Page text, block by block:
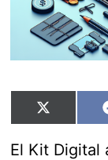
Compartir
en
X
(Twitter)
El Kit Digital